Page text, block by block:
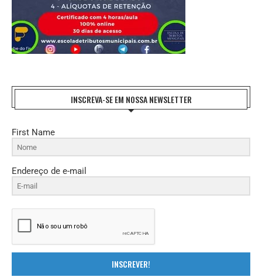
INSCREVA-SE EM NOSSA NEWSLETTER
First Name
Endereço de e-mail
INSCREVER!